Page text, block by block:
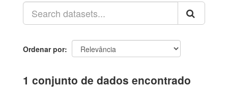
Ordenar por
1 conjunto de dados encontrado